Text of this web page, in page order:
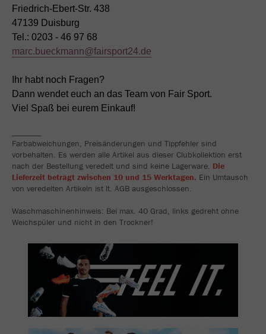
Friedrich-Ebert-Str. 438
47139 Duisburg
Tel.: 0203 - 46 97 68
marc.bueckmann@fairsport24.de
Ihr habt noch Fragen?
Dann wendet euch an das Team von Fair Sport.
Viel Spaß bei eurem Einkauf!
Farbabweichungen, Preisänderungen und Tippfehler sind
vorbehalten. Es werden alle Artikel aus dieser Clubkollektion erst
nach der Bestellung veredelt und sind keine Lagerware. Die
Lieferzeit beträgt zwischen 10 und 15 Werktagen. Ein Umtausch
von veredelten Artikeln ist lt. AGB ausgeschlossen.
Waschmaschinenhinweis: Bei max. 40 Grad, links gedreht ohne
Weichspüler und nicht in den Trockner!